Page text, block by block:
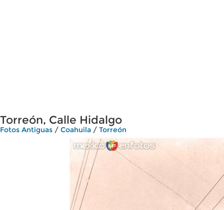
Torreón, Calle Hidalgo
Fotos Antiguas / Coahuila / Torreón